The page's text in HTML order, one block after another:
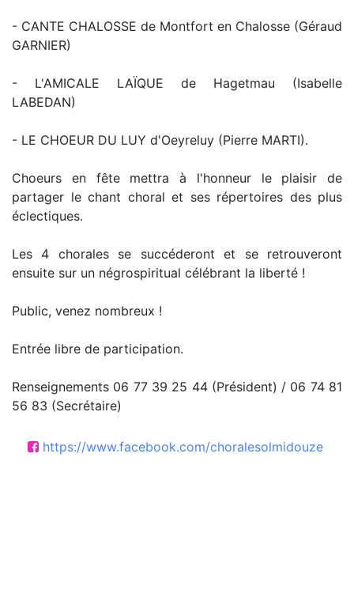
- CANTE CHALOSSE de Montfort en Chalosse (Géraud
GARNIER)
- L'AMICALE LAÏQUE de Hagetmau (Isabelle
LABEDAN)
- LE CHOEUR DU LUY d'Oeyreluy (Pierre MARTI).
Choeurs en fête mettra à l'honneur le plaisir de
partager le chant choral et ses répertoires des plus
éclectiques.
Les 4 chorales se succéderont et se retrouveront
ensuite sur un négrospiritual célébrant la liberté !
Public, venez nombreux !
Entrée libre de participation.
Renseignements 06 77 39 25 44 (Président) / 06 74 81
56 83 (Secrétaire)
https://www.facebook.com/choralesolmidouze